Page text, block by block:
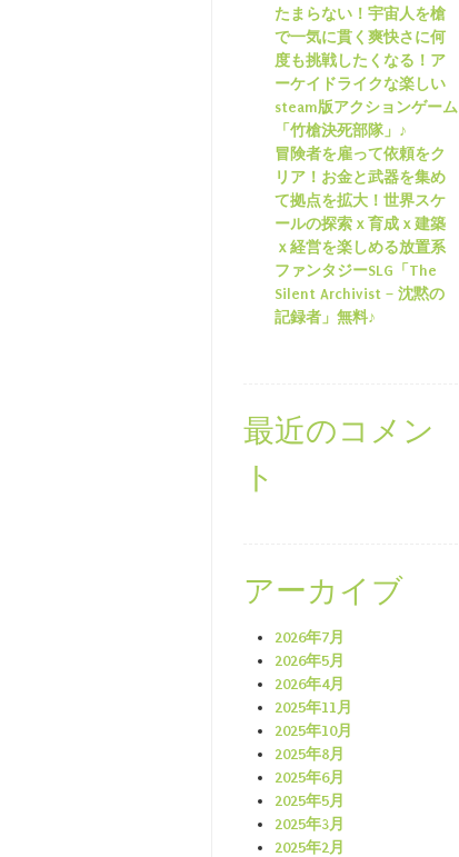
たまらない！宇宙人を槍
で一気に貫く爽快さに何
度も挑戦したくなる！ア
ーケイドライクな楽しい
steam版アクションゲーム
「竹槍決死部隊」♪
冒険者を雇って依頼をク
リア！お金と武器を集め
て拠点を拡大！世界スケ
ールの探索ｘ育成ｘ建築
ｘ経営を楽しめる放置系
ファンタジーSLG「The
Silent Archivist – 沈黙の
記録者」無料♪
最近のコメン
ト
アーカイブ
2026年7月
2026年5月
2026年4月
2025年11月
2025年10月
2025年8月
2025年6月
2025年5月
2025年3月
2025年2月